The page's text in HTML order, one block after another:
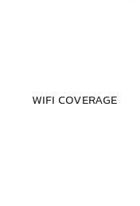
WIFI COVERAGE